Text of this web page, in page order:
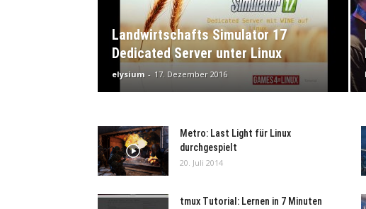
Landwirtschafts Simulator 17
Dedicated Server unter Linux
elysium - 17. Dezember 2016
Metro: Last Light für Linux
durchgespielt
20. Juli 2014
tmux Tutorial: Lernen in 7 Minuten